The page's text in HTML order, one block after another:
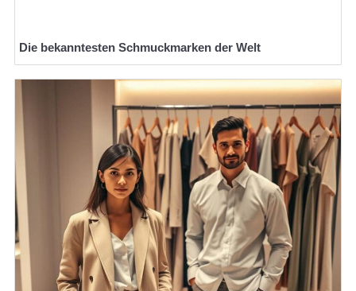
Die bekanntesten Schmuckmarken der Welt